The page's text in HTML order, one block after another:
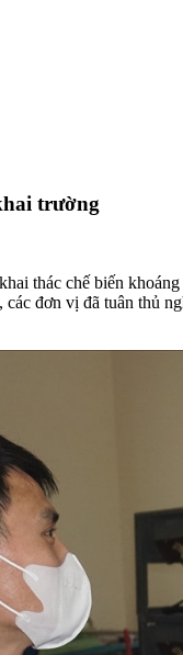
trường
thác chế biến
đơn vị đã tuân thủ